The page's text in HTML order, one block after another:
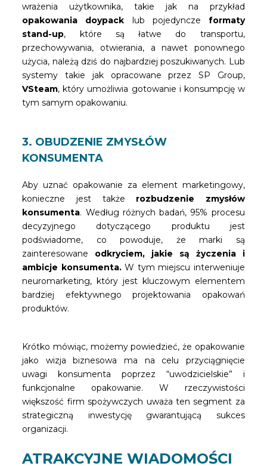
wrażenia użytkownika, takie jak na przykład
opakowania doypack lub pojedyncze formaty
stand-up, które są łatwe do transportu,
przechowywania, otwierania, a nawet ponownego
użycia, należą dziś do najbardziej poszukiwanych. Lub
systemy takie jak opracowane przez SP Group,
VSteam, który umożliwia gotowanie i konsumpcję w
tym samym opakowaniu.
3. OBUDZENIE ZMYSŁÓW
KONSUMENTA
Aby uznać opakowanie za element marketingowy,
konieczne jest także rozbudzenie zmysłów
konsumenta. Według różnych badań, 95% procesu
decyzyjnego dotyczącego produktu jest
podświadome, co powoduje, że marki są
zainteresowane odkryciem, jakie są życzenia i
ambicje konsumenta.W tym miejscu interweniuje
neuromarketing, który jest kluczowym elementem
bardziej efektywnego projektowania opakowań
produktów.
Krótko mówiąc, możemy powiedzieć, że opakowanie
jako wizja biznesowa ma na celu przyciągnięcie
uwagi konsumenta poprzez “uwodzicielskie” i
funkcjonalne opakowanie. W rzeczywistości
większość firm spożywczych uważa ten segment za
strategiczną inwestycję gwarantującą sukces
organizacji.
ATRAKCYJNE WIADOMOŚCI